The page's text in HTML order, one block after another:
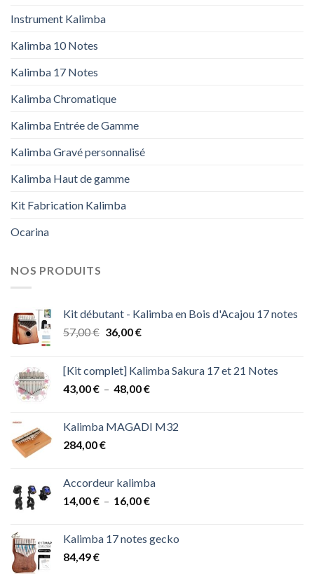
Instrument Kalimba
Kalimba 10 Notes
Kalimba 17 Notes
Kalimba Chromatique
Kalimba Entrée de Gamme
Kalimba Gravé personnalisé
Kalimba Haut de gamme
Kit Fabrication Kalimba
Ocarina
NOS PRODUITS
Kit débutant - Kalimba en Bois d'Acajou 17 notes
57,00€ Le
était :
57,00 €.
36,00€Le
est :
36,00 €.
[Kit complet] Kalimba Sakura 17 et 21 Notes
43,00€ – 48,00€Plage
43,00 €
Kalimba MAGADI M32
284,00€
Accordeur kalimba
14,00€ – 16,00€Plage
14,00 €
Kalimba 17 notes gecko
84,49€